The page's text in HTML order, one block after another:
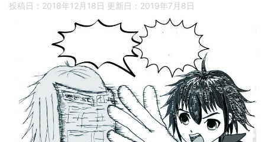
投稿日：2018年12月18日 更新日： 2019年7月8日